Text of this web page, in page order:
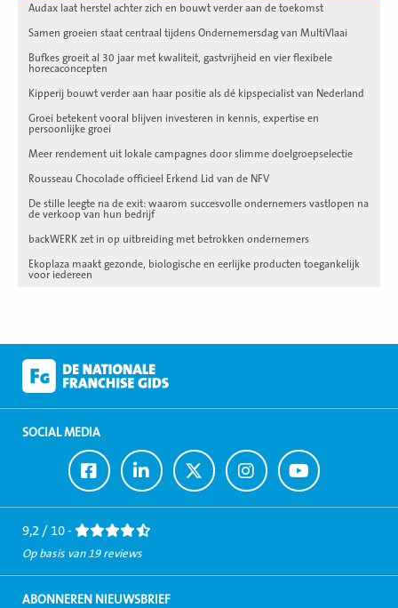
Audax laat herstel achter zich en bouwt verder aan de toekomst
Samen groeien staat centraal tijdens Ondernemersdag van MultiVlaai
Bufkes groeit al 30 jaar met kwaliteit, gastvrijheid en vier flexibele
horecaconcepten
Kipperij bouwt verder aan haar positie als dé kipspecialist van Nederland
Groei betekent vooral blijven investeren in kennis, expertise en
persoonlijke groei
Meer rendement uit lokale campagnes door slimme doelgroepselectie
Rousseau Chocolade officieel Erkend Lid van de NFV
De stille leegte na de exit: waarom succesvolle ondernemers vastlopen na
de verkoop van hun bedrijf
backWERK zet in op uitbreiding met betrokken ondernemers
Ekoplaza maakt gezonde, biologische en eerlijke producten toegankelijk
voor iedereen
SOCIAL MEDIA
Ga
naar
Facebook
Ga
naar
LinkedIn
Ga
naar
Twitter
Ga
naar
Instagram
Ga
naar
Youtube
9,2 / 10 -
Op basis van 19 reviews
ABONNEREN NIEUWSBRIEF